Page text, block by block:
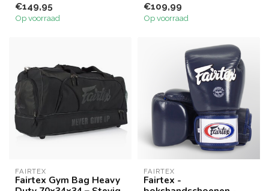
gemaakt van leer en co...
€149,95
Op voorraad
gemaakt van ech...
€109,99
Op voorraad
FAIRTEX
Fairtex Gym Bag Heavy
FAIRTEX
Fairtex -